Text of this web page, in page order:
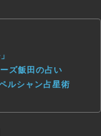
ズ飯田の占い
ルシャン占星術